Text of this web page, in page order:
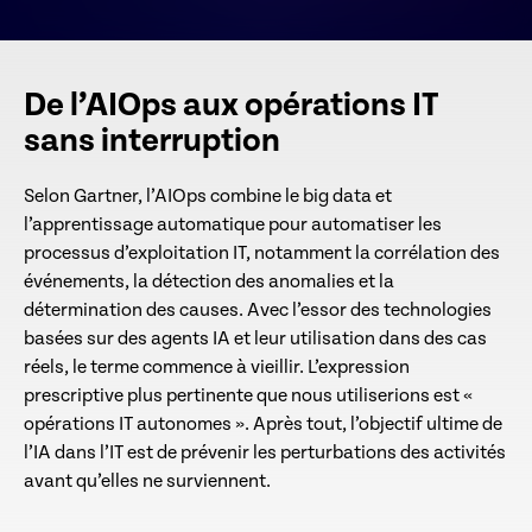
alimentées par l’IA et exploitez l’IA d’entreprise
avec confiance et responsabilité
De l’AIOps aux opérations IT
sans interruption
Selon Gartner, l’AIOps combine le big data et
l’apprentissage automatique pour automatiser les
processus d’exploitation IT, notamment la corrélation des
événements, la détection des anomalies et la
détermination des causes. Avec l’essor des technologies
basées sur des agents IA et leur utilisation dans des cas
réels, le terme commence à vieillir. L’expression
prescriptive plus pertinente que nous utiliserions est «
opérations IT autonomes ». Après tout, l’objectif ultime de
l’IA dans l’IT est de prévenir les perturbations des activités
avant qu’elles ne surviennent.